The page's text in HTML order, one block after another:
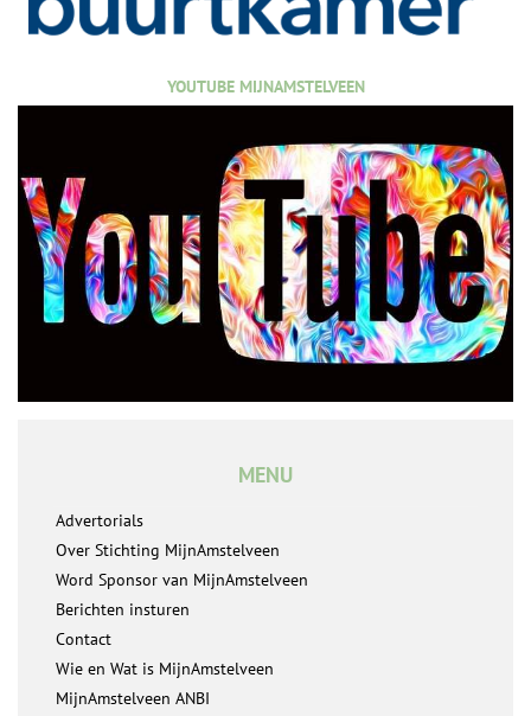
YOUTUBE MIJNAMSTELVEEN
MENU
Advertorials
Over Stichting MijnAmstelveen
Word Sponsor van MijnAmstelveen
Berichten insturen
Contact
Wie en Wat is MijnAmstelveen
MijnAmstelveen ANBI